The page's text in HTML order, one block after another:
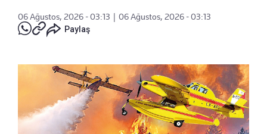
06 Ağustos, 2026 - 03:13
06 Ağustos, 2026 - 03:13
Paylaş